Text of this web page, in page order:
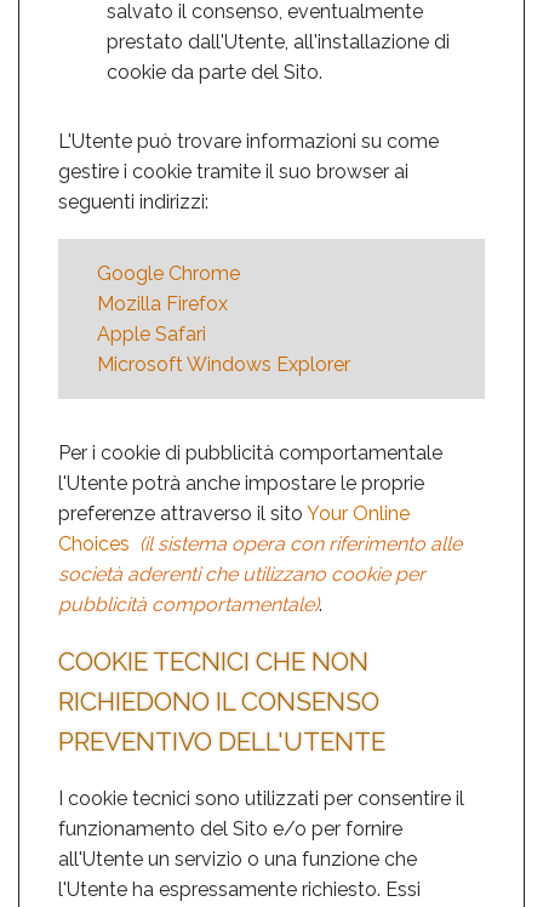
salvato il consenso, eventualmente
prestato dall'Utente, all'installazione di
cookie da parte del Sito.
L'Utente può trovare informazioni su come
gestire i cookie tramite il suo browser ai
seguenti indirizzi:
Google Chrome
Mozilla Firefox
Apple Safari
Microsoft Windows Explorer
Per i cookie di pubblicità comportamentale
l'Utente potrà anche impostare le proprie
preferenze attraverso il sito Your Online
Choices (il sistema opera con riferimento alle
società aderenti che utilizzano cookie per
pubblicità comportamentale).
COOKIE TECNICI CHE NON
RICHIEDONO IL CONSENSO
PREVENTIVO DELL'UTENTE
I cookie tecnici sono utilizzati per consentire il
funzionamento del Sito e/o per fornire
all'Utente un servizio o una funzione che
l'Utente ha espressamente richiesto. Essi